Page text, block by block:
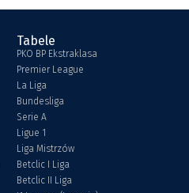
Tabele
PKO BP Ekstraklasa
Premier League
La Liga
Bundesliga
Serie A
Ligue 1
Liga Mistrzów
Betclic I Liga
Betclic II Liga